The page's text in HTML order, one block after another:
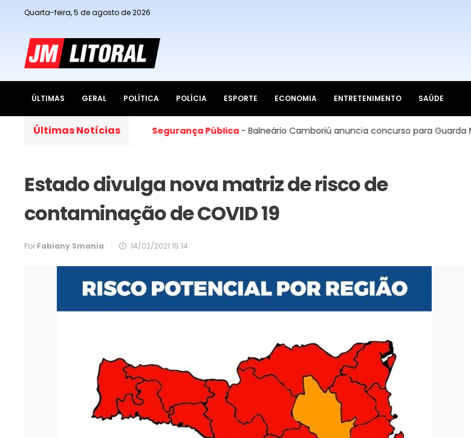
Quarta-feira, 5 de agosto de 2026
ÚLTIMAS GERAL POLÍTICA POLÍCIA ESPORTE ECONOMIA ENTRETENIMENTO SAÚDE
Últimas Notícias
Paço Municipal Segurança Pública- Balneário Camboriú anuncia concurso para Guarda Municipal
Estado divulga nova matriz de risco de
contaminação de COVID 19
Por Fabiany Smania 14/02/2021 15:14